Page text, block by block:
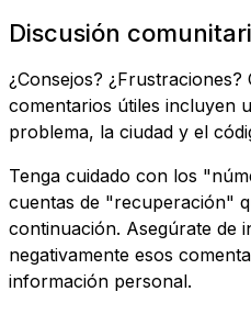
Discusión
¿Consejos?
comentarios útiles incluyen
problema, la ciudad y el
Tenga cuidado con los
cuentas de "recuperación"
continuación. Asegúrate de
negativamente esos
información personal.